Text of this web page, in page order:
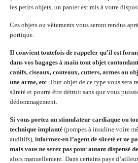
les petits objets, un panier est mis à votre
Ces objets ou vêtements vous seront rendus
portique.
Il convient toutefois de rappeler qu’il est
dans vos bagages à main tout objet
canifs, ciseaux, couteaux, cutters, armes ou
une arme, etc. Tout objet de ce type vous sera
sûreté et pourra être détruit sans que vous
dédommagement.
Si vous portez un stimulateur cardiaque ou
technique implanté (pompes à insuline voire
auditifs), informez-en l’agent de sûreté et ne
mais vous ne serez pas pour autant dispensé
alors manuellement. Dans certains pays